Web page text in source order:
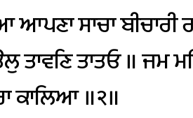
ਆਪਣਾਸਾਚਾਬੀਚਾਰੀ
ਤਾਵਣਿਤਾਤਓ॥ਜਮ
ਕਾਲਿਆ॥੨॥